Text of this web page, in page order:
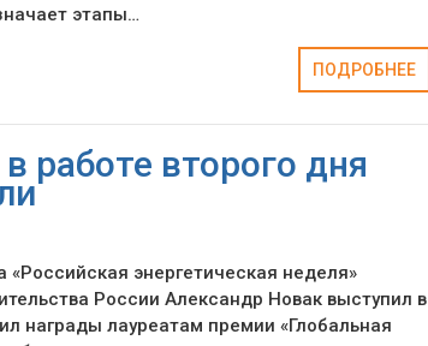
этапы…
ПОДРОБНЕЕ
работе второго дня
энергетическая неделя»
России Александр Новак выступил в
награды лауреатам премии «Глобальная